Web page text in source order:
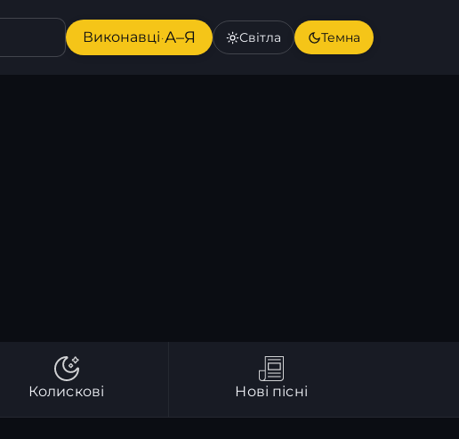
Виконавці·А–Я Світла Темна
Колискові Нові пісні